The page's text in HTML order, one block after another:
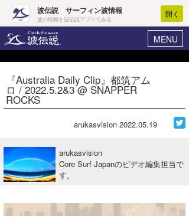
波伝説 サーフィン波情報
波の情報を波伝説アプリでみる
開く
MENU
ヘルプ マイホーム
ログイン
WAVE HUNTER波予想ツール
気象情報
ニュース
『Australia Daily Clip』都筑アム
ロ / 2022.5.2&3 @ SNAPPER
ROCKS
arukasvision 2022.05.19
arukasvision
Core Surf Japanのビデオ編集担当で
す。
Core Surf Japan
コンテスト
ファッション/グッズ
アート＆エンタメ
コラム
トラベル